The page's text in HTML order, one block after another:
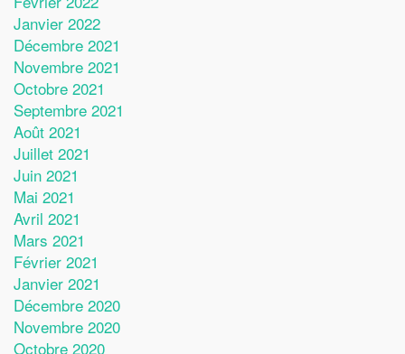
Janvier 2022
Décembre 2021
Novembre 2021
Octobre 2021
Septembre 2021
Août 2021
Juillet 2021
Juin 2021
Mai 2021
Avril 2021
Mars 2021
Février 2021
Janvier 2021
Décembre 2020
Novembre 2020
Octobre 2020